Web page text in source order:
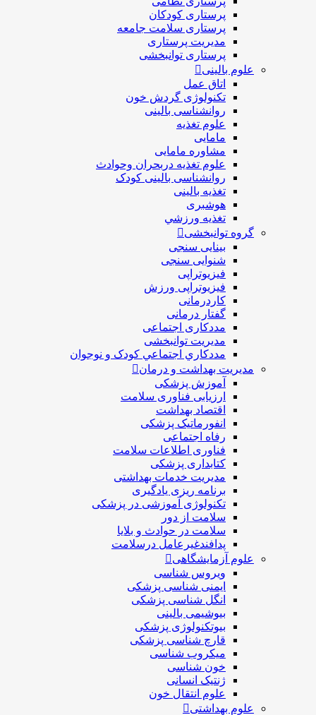
پرستاری کودکان
پرستاری سلامت جامعه
مدیریت پرستاری
پرستاری توانبخشی
علوم بالینی
اتاق عمل
تکنولوژی گردش خون
روانشناسی بالینی
علوم تغذیه
مامایی
مشاوره مامایی
علوم تغذیه دربحران وحوادث
روانشناسی بالینی کودک
تغذیه بالینی
هوشبری
تغذيه ورزشي
گروه توانبخشی
بینایی سنجی
شنوایی سنجی
فیزیوتراپی
فیزیوتراپی ورزش
کاردرمانی
گفتار درمانی
مددکاری اجتماعی
مديريت توانبخشی
مددکاري اجتماعي کودک و نوجوان
مدیریت بهداشت و درمان
آموزش پزشکی
ارزیابی فناوری سلامت
اقتصاد بهداشت
انفورماتیک پزشکی
رفاه اجتماعی
فناوری اطلاعات سلامت
کتابداری پزشکی
مديريت خدمات بهداشتی
برنامه ریزی یادگیری
تکنولوژی آموزشی در پزشکی
سلامت از دور
سلامت در حوادث و بلایا
پدافندغیرعامل درسلامت
علوم آزمایشگاهی
ویروس شناسی
ایمنی شناسی پزشكی
انگل شناسی پزشکی
بیوشیمی بالینی
بیوتکنولوژی پزشکی
قارچ شناسی پزشکی
ميكروب شناسی
خون شناسی
ژنتیک انسانی
علوم انتقال خون
علوم بهداشتی